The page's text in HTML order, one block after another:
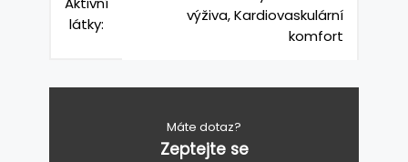
látky:
výživa, Kardiovaskulární
komfort
Máte dotaz?
Zeptejte se